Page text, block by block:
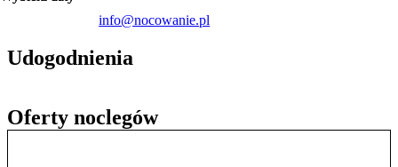
info@nocowanie.pl
Oferty noclegów
Udogodnienia